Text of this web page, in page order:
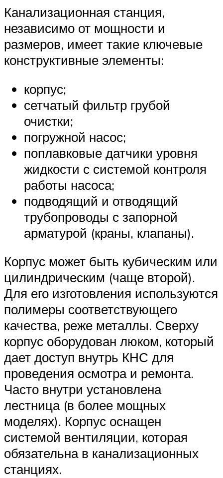
Канализационная станция,
независимо от мощности и
размеров, имеет такие ключевые
конструктивные элементы:
корпус;
сетчатый фильтр грубой
очистки;
погружной насос;
поплавковые датчики уровня
жидкости с системой контроля
работы насоса;
подводящий и отводящий
трубопроводы с запорной
арматурой (краны, клапаны).
Корпус может быть кубическим или
цилиндрическим (чаще второй).
Для его изготовления используются
полимеры соответствующего
качества, реже металлы. Сверху
корпус оборудован люком, который
дает доступ внутрь КНС для
проведения осмотра и ремонта.
Часто внутри установлена
лестница (в более мощных
моделях). Корпус оснащен
системой вентиляции, которая
обязательна в канализационных
станциях.